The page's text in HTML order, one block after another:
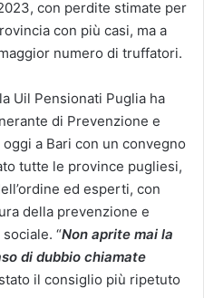
con perdite stimate per
con più casi, ma a
numero di truffatori.
Uil Pensionati Puglia ha
di Prevenzione e
a Bari con un convegno
tutte le province pugliesi,
ed esperti, con
della prevenzione e
“Non aprite mai la
di dubbio chiamate
il consiglio più ripetuto